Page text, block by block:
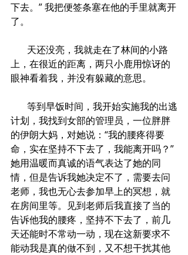
下去。” 我把便签条塞在他的手里就离开
了。
天还没亮，我就走在了林间的小路
上，在很近的距离，两只小鹿用惊讶的
眼神看着我，并没有躲藏的意思。
等到早饭时间，我开始实施我的出逃
计划，我找到女部的管理员，一位胖胖
的伊朗大妈，对她说：“我的腰疼得要
命，实在坚持不下去了，我能离开吗？”
她用温暖而真诚的语气表达了她的同
情，但是告诉我她决定不了，需要去问
老师，我也无心去参加早上的冥想，就
在房间里等。见到老师后我直接了当的
告诉他我的腰疼，坚持不下去了，前几
天还能时不常动一动，现在这新要求不
能动我是真的做不到，又不想干扰其他